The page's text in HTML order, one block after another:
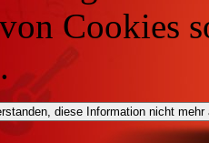
Cookies
diese Information nicht mehr